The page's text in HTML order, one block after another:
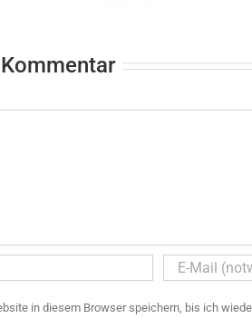
in diesem Browser speichern, bis ich